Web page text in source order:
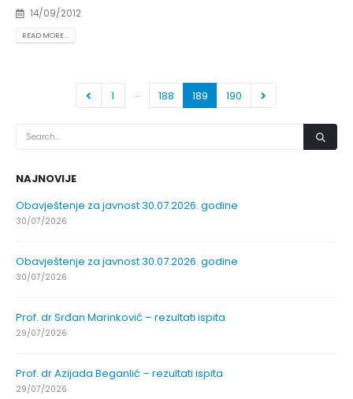
14/09/2012
READ MORE...
1 … 188 189 190
NAJNOVIJE
Obavještenje za javnost 30.07.2026. godine
30/07/2026
Obavještenje za javnost 30.07.2026. godine
30/07/2026
Prof. dr Srđan Marinković – rezultati ispita
29/07/2026
Prof. dr Azijada Beganlić – rezultati ispita
29/07/2026